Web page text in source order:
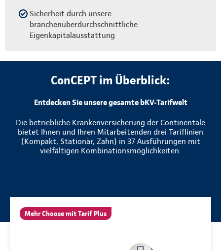
Sicherheit durch unsere
branchenüberdurchschnittliche
Eigenkapitalausstattung
ConCEPT im Überblick:
Entdecken Sie unsere gesamte bKV-Tarifwelt
Die betriebliche Krankenversicherung der Continentale
bietet Ihnen und Ihren Mitarbeitenden drei Tariflinien
(Kompakt, Stationär, Zahn) in 37 Ausführungen mit
vielfältigen Kombinationsmöglichkeiten.
Mehr Choose mit Tarif Plus